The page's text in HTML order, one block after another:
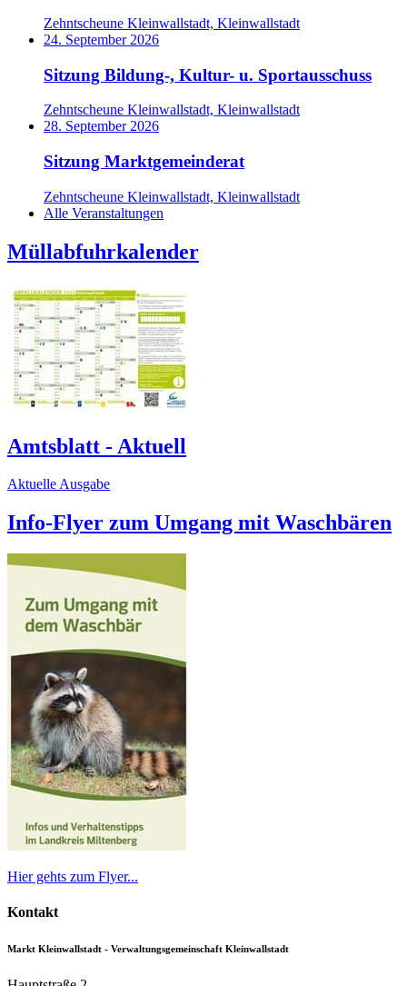
Zehntscheune Kleinwallstadt, Kleinwallstadt
24. September 2026
Sitzung Bildung-, Kultur- u. Sportausschuss
Zehntscheune Kleinwallstadt, Kleinwallstadt
28. September 2026
Sitzung Marktgemeinderat
Zehntscheune Kleinwallstadt, Kleinwallstadt
Alle Veranstaltungen
Müllabfuhrkalender
Amtsblatt - Aktuell
Aktuelle Ausgabe
Info-Flyer zum Umgang mit Waschbären
Hier gehts zum Flyer...
Kontakt
Markt Kleinwallstadt - Verwaltungsgemeinschaft Kleinwallstadt